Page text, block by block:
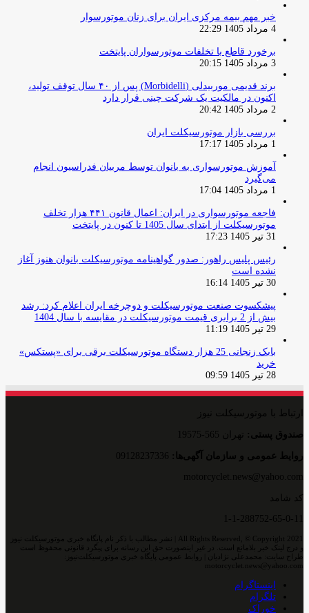
خبر مهم بیمه مرکزی ایران برای زنان موتورسوار
4 مرداد 1405 22:29
برخورد قاطع با تخلفات موتورسواران پایتخت
3 مرداد 1405 20:15
برند قدیمی موربیدلی (Morbidelli) پس از ۴۰ سال توقف تولید،
اکنون در مالکیت یک شرکت چینی قرار دارد
2 مرداد 1405 20:42
بررسی بازار موتورسیکلت ایران
1 مرداد 1405 17:17
آموزش موتورسواری به بانوان توسط مربیان فدراسیون انجام
می‌گیرد
1 مرداد 1405 17:04
فاجعه موتورسواری در ایران: اعمال قانون ۴۴۱ هزار تخلف
موتورسیکلت از ابتدای سال 1405 تا کنون در پایتخت
31 تیر 1405 17:23
رئیس پلیس راهور: صدور گواهینامه موتورسیکلت بانوان هنوز آغاز
نشده است
30 تیر 1405 16:14
پیشکسوت صنعت موتورسیکلت و دوچرخه ایران اعلام کرد: رشد
بیش از 2 برابری قیمت موتورسیکلت در مقایسه با سال 1404
29 تیر 1405 11:19
بابک زنجانی 25 هزار دستگاه موتورسیکلت برقی برای «پستکس»
خرید
28 تیر 1405 09:59
ارتباط با موتورسیکلت نیوز
صندوق پستی: تهران 565-19575
روایط عمومی و سازمان آگهی‌ها:
motorcyclet.news@yahoo.com
کد شامد
1-1-288752-65-0-11
All Rights Reserved, © Copyright 2021 | نشر مطالب با ذکر نام پایگاه خبری موتورسیکلت نیوز
و درج لینک خبر بلامانع است. در غیر اینصورت حق این رسانه برای پیگرد قانونی محفوظ است
طراح سایت: محمدعلی نژادیان | روابط عمومی پایگاه خبری موتورسیکلت‌نیوز:
motorcyclet.news@yahoo.com
اینستاگرام
تلگرام
خوراک